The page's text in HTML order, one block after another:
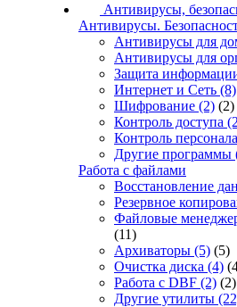
Антивирусы,
Антивирусы.
Антивирусы для
Антивирусы для
Защита
Интернет и Сеть (8)
Шифрование (2) (2)
Контроль доступа
Контроль персонала
Другие программы
Работа с файлами
Восстановление
Резервное
Файловые
(11)
Архиваторы (5) (5)
Очистка диска (4)
Работа с DBF (2) (2)
Другие утилиты